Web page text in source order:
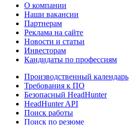
О компании
Наши вакансии
Партнерам
Реклама на сайте
Новости и статьи
Инвесторам
Кандидаты по профессиям
Производственный календарь
Требования к ПО
Безопасный HeadHunter
HeadHunter API
Поиск работы
Поиск по резюме